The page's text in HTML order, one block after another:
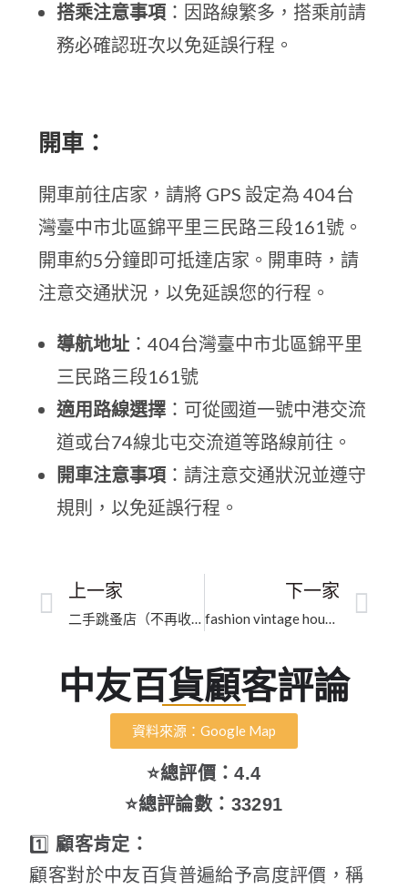
搭乘注意事項 ：因路線繁多，搭乘前請
務必確認班次以免延誤行程。
開車：
開車前往店家，請將 GPS 設定為 404台
灣臺中市北區錦平里三民路三段161號。
開車約5分鐘即可抵達店家。開車時，請
注意交通狀況，以免延誤您的行程。
導航地址 ：404台灣臺中市北區錦平里
三民路三段161號
適用路線選擇 ：可從國道一號中港交流
道或台74線北屯交流道等路線前往。
開車注意事項 ：請注意交通狀況並遵守
規則，以免延誤行程。
上一家
二手跳蚤店（不再收新會員寄賣）｜臺中市二手精品專賣｜嚴格把關的行家鑑賞平台
下一家
fashion vintage house｜臺中市精品專業鑑定｜專業嚴選的行家信賴首選
中友百貨顧客評論
資料來源：Google Map
⭐總評價：4.4
⭐總評論數：33291
1️⃣ 顧客肯定：
顧客對於中友百貨普遍給予高度評價，稱